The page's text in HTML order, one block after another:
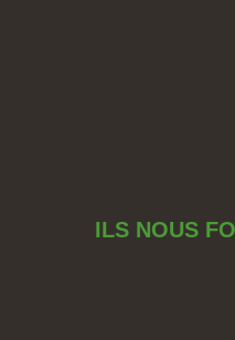
ILS NOUS